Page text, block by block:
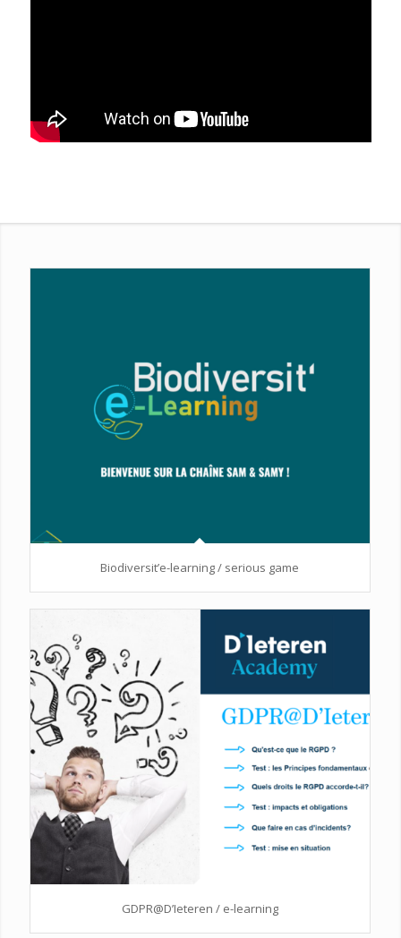
Biodiversit’e-learning / serious game
GDPR@D’Ieteren / e-learning